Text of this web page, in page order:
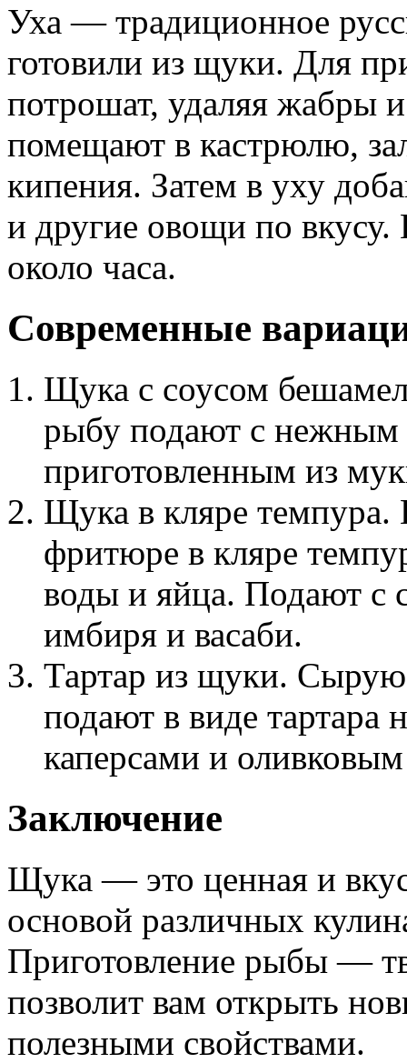
Уха — традиционное
готовили из щуки. Для
потрошат, удаляя жабры
помещают в кастрюлю,
кипения. Затем в уху
и другие овощи по
около часа.
Современные
Щука с соусом
рыбу подают с нежным
приготовленным из
Щука в кляре
фритюре в кляре
воды и яйца. Подают с
имбиря и васаби.
Тартар из щуки.
подают в виде тартара
каперсами и
Заключение
Щука — это ценная и
основой различных
Приготовление рыбы —
позволит вам открыть
полезными свойствами.